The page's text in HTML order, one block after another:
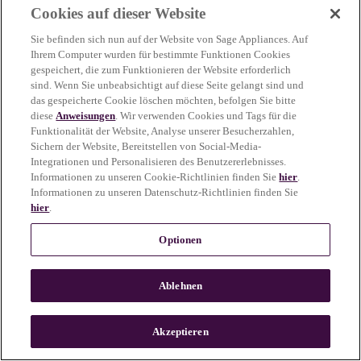
more information)
n
Cookies auf dieser Website
Sie befinden sich nun auf der Website von Sage Appliances. Auf
Ihrem Computer wurden für bestimmte Funktionen Cookies
gespeichert, die zum Funktionieren der Website erforderlich
sind. Wenn Sie unbeabsichtigt auf diese Seite gelangt sind und
das gespeicherte Cookie löschen möchten, befolgen Sie bitte
dieseAnweisungen. Wir verwenden Cookies und Tags für die
Funktionalität der Website, Analyse unserer Besucherzahlen,
Sichern der Website, Bereitstellen von Social-Media-
Integrationen und Personalisieren des Benutzererlebnisses.
Informationen zu unseren Cookie-Richtlinien finden Siehier.
Informationen zu unseren Datenschutz-Richtlinien finden Sie
hier.
Optionen
Ablehnen
Akzeptieren